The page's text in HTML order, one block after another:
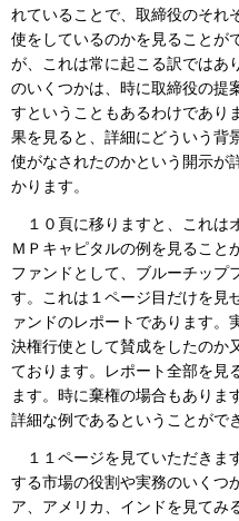
れていることで、取締役のそれ
使をしているのかを見ることが
が、これは常に起こる訳ではあ
のいくつかは、時に取締役の提
すということもあるわけであり
果を見ると、詳細にどういう背
使がなされたのかという開示が
かります。
１０頁に移りますと、これは
ＭＰキャピタルの例を見ること
ファンドとして、ブルーチップ
す。これは１ページ目だけを見
ァンドのレポートであります。
決権行使として賛成をしたのか
ております。レポート全部を見
ます。時に棄権の場合もありま
詳細な例であるということがで
１１ページを見ていただきま
する市場の役割や実務のいくつ
ア、アメリカ、インドを見てみ